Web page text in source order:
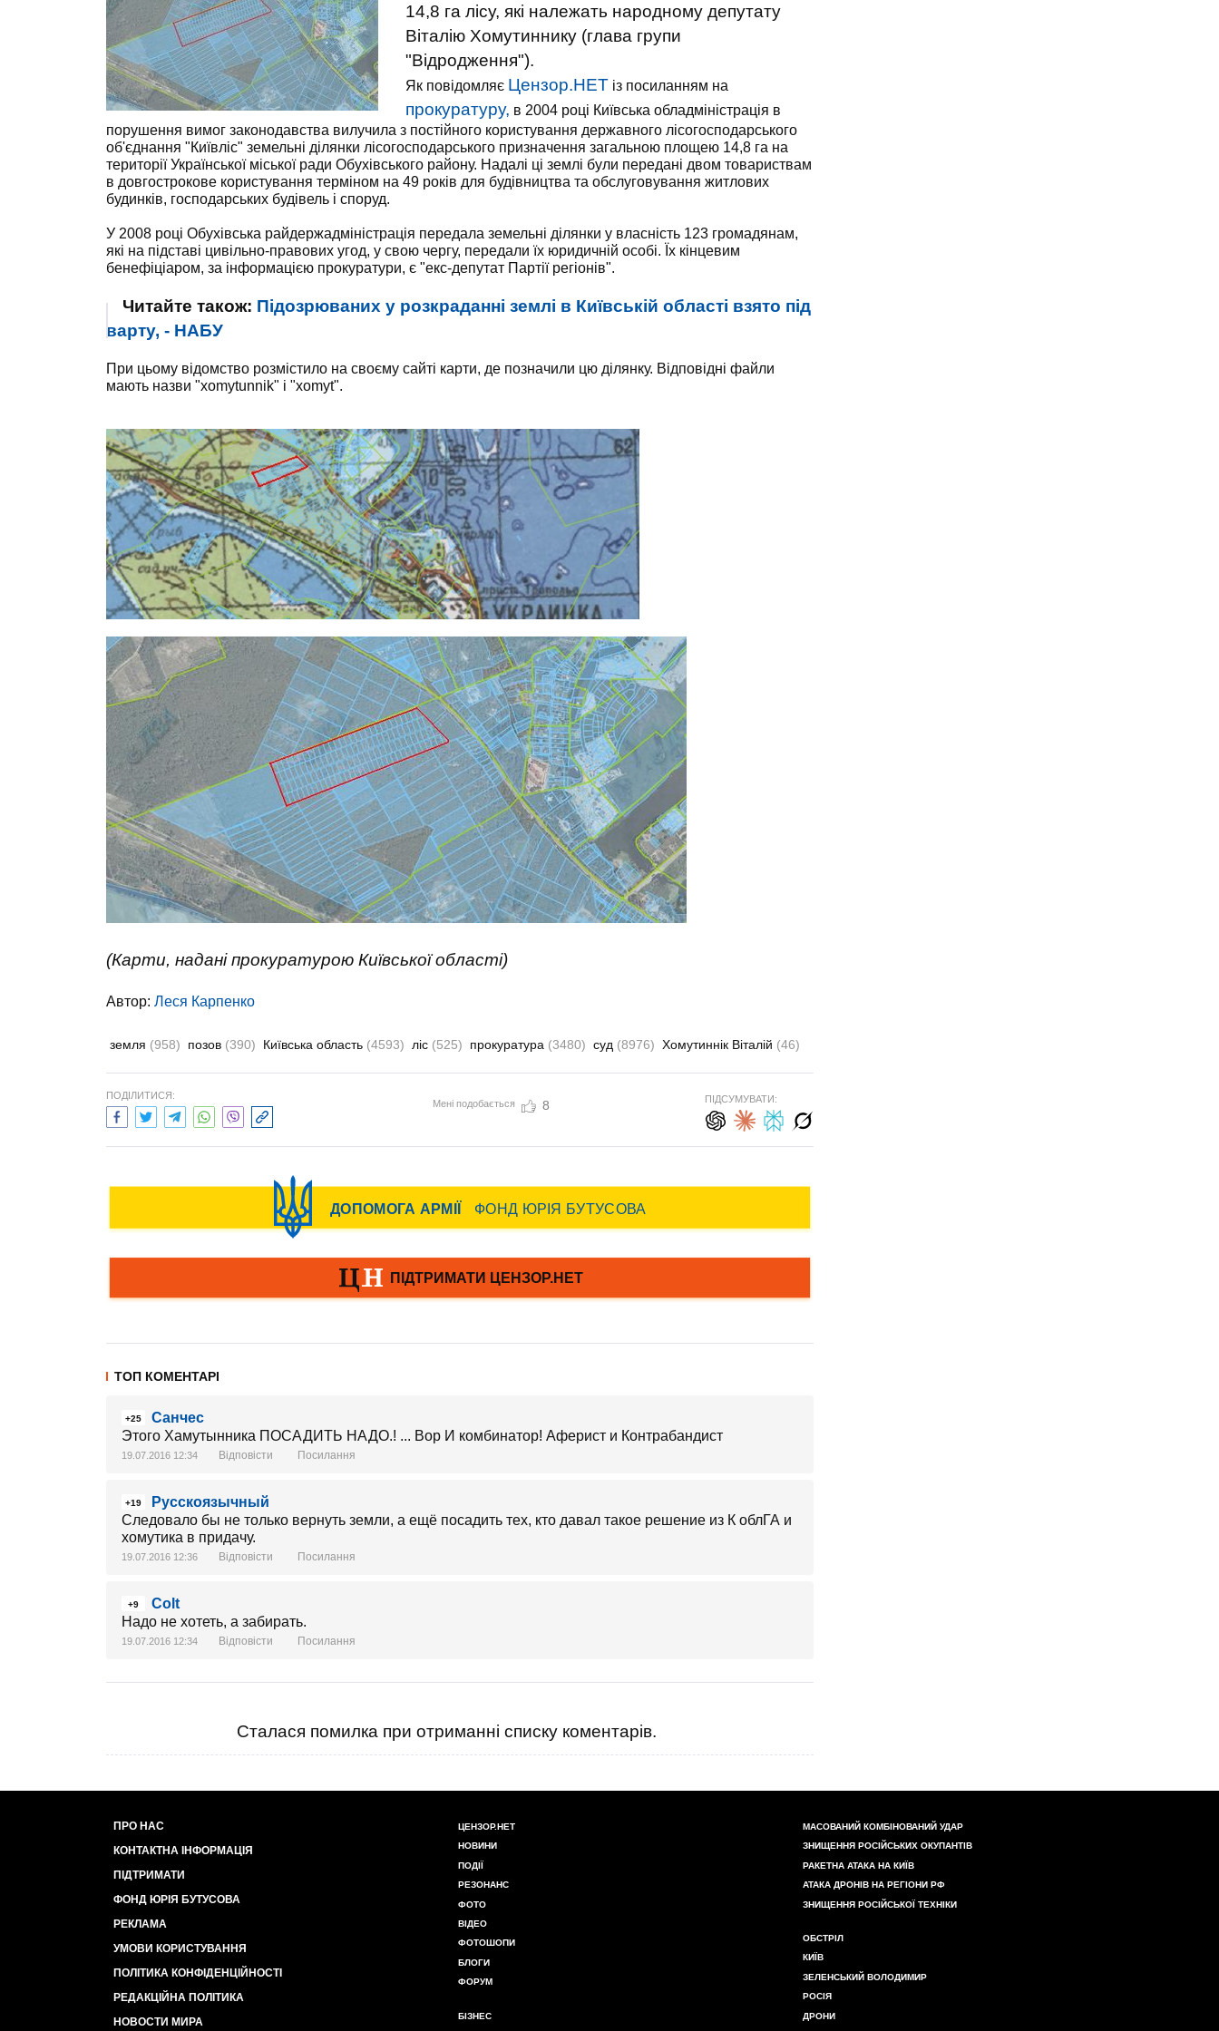
14,8 га лісу, які належать народному депутату
Віталію Хомутиннику (глава групи
"Відродження").
Як повідомляє Цензор.НЕТ із посиланням на
прокуратуру, в 2004 році Київська обладміністрація в
порушення вимог законодавства вилучила з постійного користування державного лісогосподарського
об'єднання "Київліс" земельні ділянки лісогосподарського призначення загальною площею 14,8 га на
території Української міської ради Обухівського району. Надалі ці землі були передані двом товариствам
в довгострокове користування терміном на 49 років для будівництва та обслуговування житлових
будинків, господарських будівель і споруд.
У 2008 році Обухівська райдержадміністрація передала земельні ділянки у власність 123 громадянам,
які на підставі цивільно-правових угод, у свою чергу, передали їх юридичній особі. Їх кінцевим
бенефіціаром, за інформацією прокуратури, є "екс-депутат Партії регіонів".
Читайте також: Підозрюваних у розкраданні землі в Київській області взято під
варту, - НАБУ
При цьому відомство розмістило на своєму сайті карти, де позначили цю ділянку. Відповідні файли
мають назви "xomytunnik" і "xomyt".
(Карти, надані прокуратурою Київської області)
Автор: Леся Карпенко
земля (958) позов (390) Київська область (4593) ліс (525) прокуратура (3480) суд (8976) Хомутиннік Віталій (46)
ПОДІЛИТИСЯ:
Мені подобається 8 ПІДСУМУВАТИ:
ТОП КОМЕНТАРІ
+25
Санчес
Этого Хамутынника ПОСАДИТЬ НАДО.! ... Вор И комбинатор! Аферист и Контрабандист
19.07.2016 12:34 Відповісти Посилання
+19
Русскоязычный
Следовало бы не только вернуть земли, а ещё посадить тех, кто давал такое решение из К облГА и
хомутика в придачу.
19.07.2016 12:36 Відповісти Посилання
+9
Colt
Надо не хотеть, а забирать.
19.07.2016 12:34 Відповісти Посилання
Сталася помилка при отриманні списку коментарів.
ПРО НАС
КОНТАКТНА ІНФОРМАЦІЯ
ПІДТРИМАТИ
ФОНД ЮРІЯ БУТУСОВА
РЕКЛАМА
УМОВИ КОРИСТУВАННЯ
ПОЛІТИКА КОНФІДЕНЦІЙНОСТІ
РЕДАКЦІЙНА ПОЛІТИКА
НОВОСТИ МИРА
ЦЕНЗОР.НЕТ
НОВИНИ
ПОДІЇ
РЕЗОНАНС
ФОТО
ВІДЕО
ФОТОШОПИ
БЛОГИ
ФОРУМ
БІЗНЕС
МАСОВАНИЙ КОМБІНОВАНИЙ УДАР
ЗНИЩЕННЯ РОСІЙСЬКИХ ОКУПАНТІВ
РАКЕТНА АТАКА НА КИЇВ
АТАКА ДРОНІВ НА РЕГІОНИ РФ
ЗНИЩЕННЯ РОСІЙСЬКОЇ ТЕХНІКИ
ОБСТРІЛ
КИЇВ
ЗЕЛЕНСЬКИЙ ВОЛОДИМИР
РОСІЯ
ДРОНИ